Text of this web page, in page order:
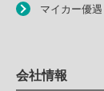
マイカー優遇
会社情報